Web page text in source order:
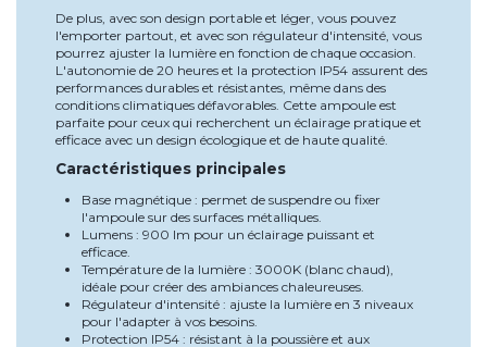
De plus, avec son design portable et léger, vous pouvez
l'emporter partout, et avec son régulateur d'intensité, vous
pourrez ajuster la lumière en fonction de chaque occasion.
L'autonomie de 20 heures et la protection IP54 assurent des
performances durables et résistantes, même dans des
conditions climatiques défavorables. Cette ampoule est
parfaite pour ceux qui recherchent un éclairage pratique et
efficace avec un design écologique et de haute qualité.
Caractéristiques principales
Base magnétique : permet de suspendre ou fixer
l'ampoule sur des surfaces métalliques.
Lumens : 900 lm pour un éclairage puissant et
efficace.
Température de la lumière : 3000K (blanc chaud),
idéale pour créer des ambiances chaleureuses.
Régulateur d'intensité : ajuste la lumière en 3 niveaux
pour l'adapter à vos besoins.
Protection IP54 : résistant à la poussière et aux